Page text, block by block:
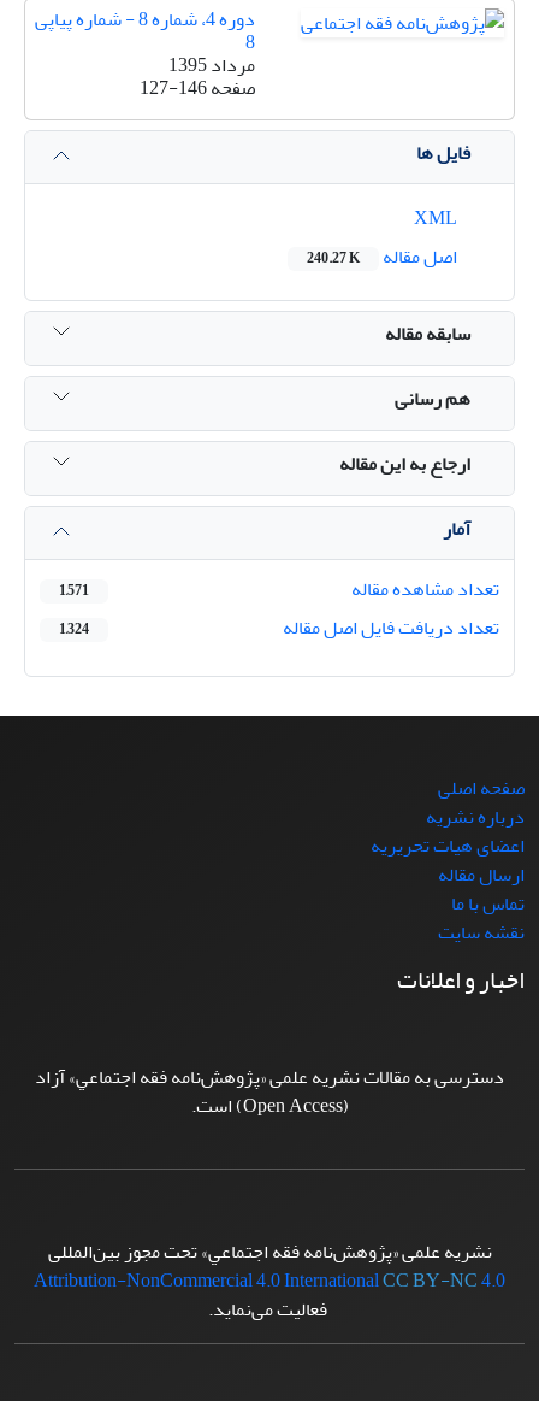
دوره 4، شماره 8 - شماره پیاپی
8
مرداد 1395
صفحه127-146
فایل ها
اصل مقاله
240.27 K
سابقه مقاله
هم رسانی
ارجاع به این مقاله
آمار
تعداد مشاهده مقاله
1,571
تعداد دریافت فایل اصل مقاله 1,324
صفحه اصلی
درباره نشریه
اعضای هیات تحریریه
ارسال مقاله
تماس با ما
نقشه سایت
اخبار و اعلانات
دسترسی به مقالات نشریه علمی «پژوهش‌نامه فقه اجتماعي» آزاد
(Open Access) است.
نشریه علمی «پژوهش‌نامه فقه اجتماعي» تحت مجوز بین‌المللی
Attribution-NonCommercial 4.0 InternationalCC BY-NC4.0
فعالیت می‌نماید.